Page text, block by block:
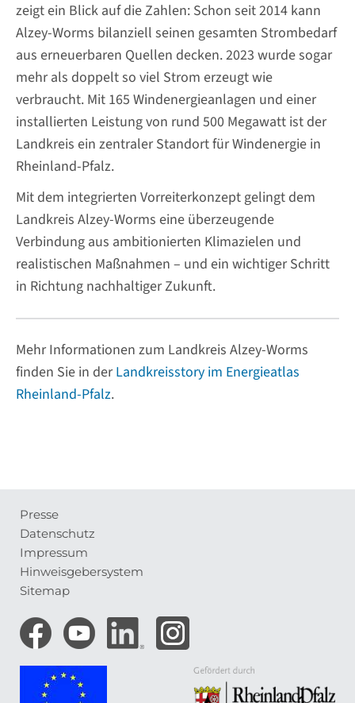
zeigt ein Blick auf die Zahlen: Schon seit 2014 kann
Alzey-Worms bilanziell seinen gesamten Strombedarf
aus erneuerbaren Quellen decken. 2023 wurde sogar
mehr als doppelt so viel Strom erzeugt wie
verbraucht. Mit 165 Windenergieanlagen und einer
installierten Leistung von rund 500 Megawatt ist der
Landkreis ein zentraler Standort für Windenergie in
Rheinland-Pfalz.
Mit dem integrierten Vorreiterkonzept gelingt dem
Landkreis Alzey-Worms eine überzeugende
Verbindung aus ambitionierten Klimazielen und
realistischen Maßnahmen – und ein wichtiger Schritt
in Richtung nachhaltiger Zukunft.
Mehr Informationen zum Landkreis Alzey-Worms
finden Sie in derLandkreisstory im Energieatlas
Rheinland-Pfalz.
Meta-
Navigation
Presse
Datenschutz
Impressum
Hinweisgebersystem
Sitemap